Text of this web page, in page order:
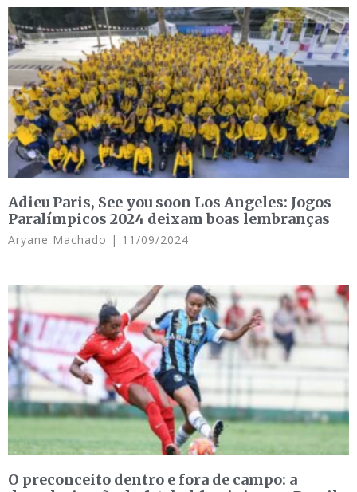
Adieu Paris, See you soon Los Angeles: Jogos
Paralímpicos 2024 deixam boas lembranças
Aryane Machado 11/09/2024
O preconceito dentro e fora de campo: a